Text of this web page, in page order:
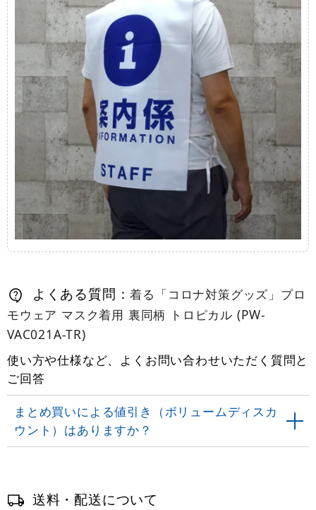
よくある質問：着る「コロナ対策グッズ」プロ
モウェア マスク着用 裏同柄 トロピカル (PW-
VAC021A-TR)
使い方や仕様など、よくお問い合わせいただく質問と
ご回答
まとめ買いによる値引き（ボリュームディスカ
ウント）はありますか？
送料・配送について